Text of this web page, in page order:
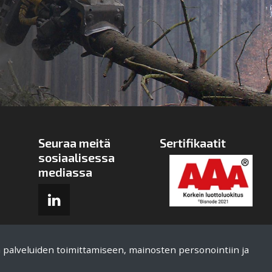
toimittamiseen, mainosten personointiin ja
Seuraa meitä
sosiaalisessa
mediassa
Sertifikaatit